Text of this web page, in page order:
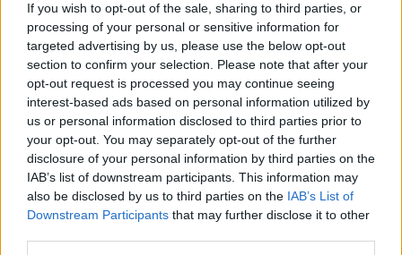
If you wish to opt-out of the sale, sharing to third parties, or
processing of your personal or sensitive information for
targeted advertising by us, please use the below opt-out
section to confirm your selection. Please note that after your
opt-out request is processed you may continue seeing
interest-based ads based on personal information utilized by
us or personal information disclosed to third parties prior to
your opt-out. You may separately opt-out of the further
disclosure of your personal information by third parties on the
IAB’s list of downstream participants. This information may
also be disclosed by us to third parties on the IAB’s List of
Downstream Participants that may further disclose it to other
Zágon Istvánvígjátékát,Nóti Károly
filmforgatókönyvét átdolgozta:
Vajda Anikó és Vajda Katalin
Zene:Eisemann Mihály
Szereplők:
Hyppolit, a lakáj:Benedek Miklós
Schneider Mátyás:Szacsvay László
Aranka, a felesége:Molnár Piroska
Terka, a lányuk:Szávai Viktória
Nagy András:Tyukodi Szabolcs)
Mimi, lokáltáncosnő:Kováts Adél